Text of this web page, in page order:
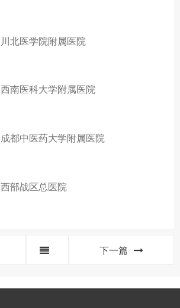
川北医学院附属医院
西南医科大学附属医院
成都中医药大学附属医院
西部战区总医院
下一篇